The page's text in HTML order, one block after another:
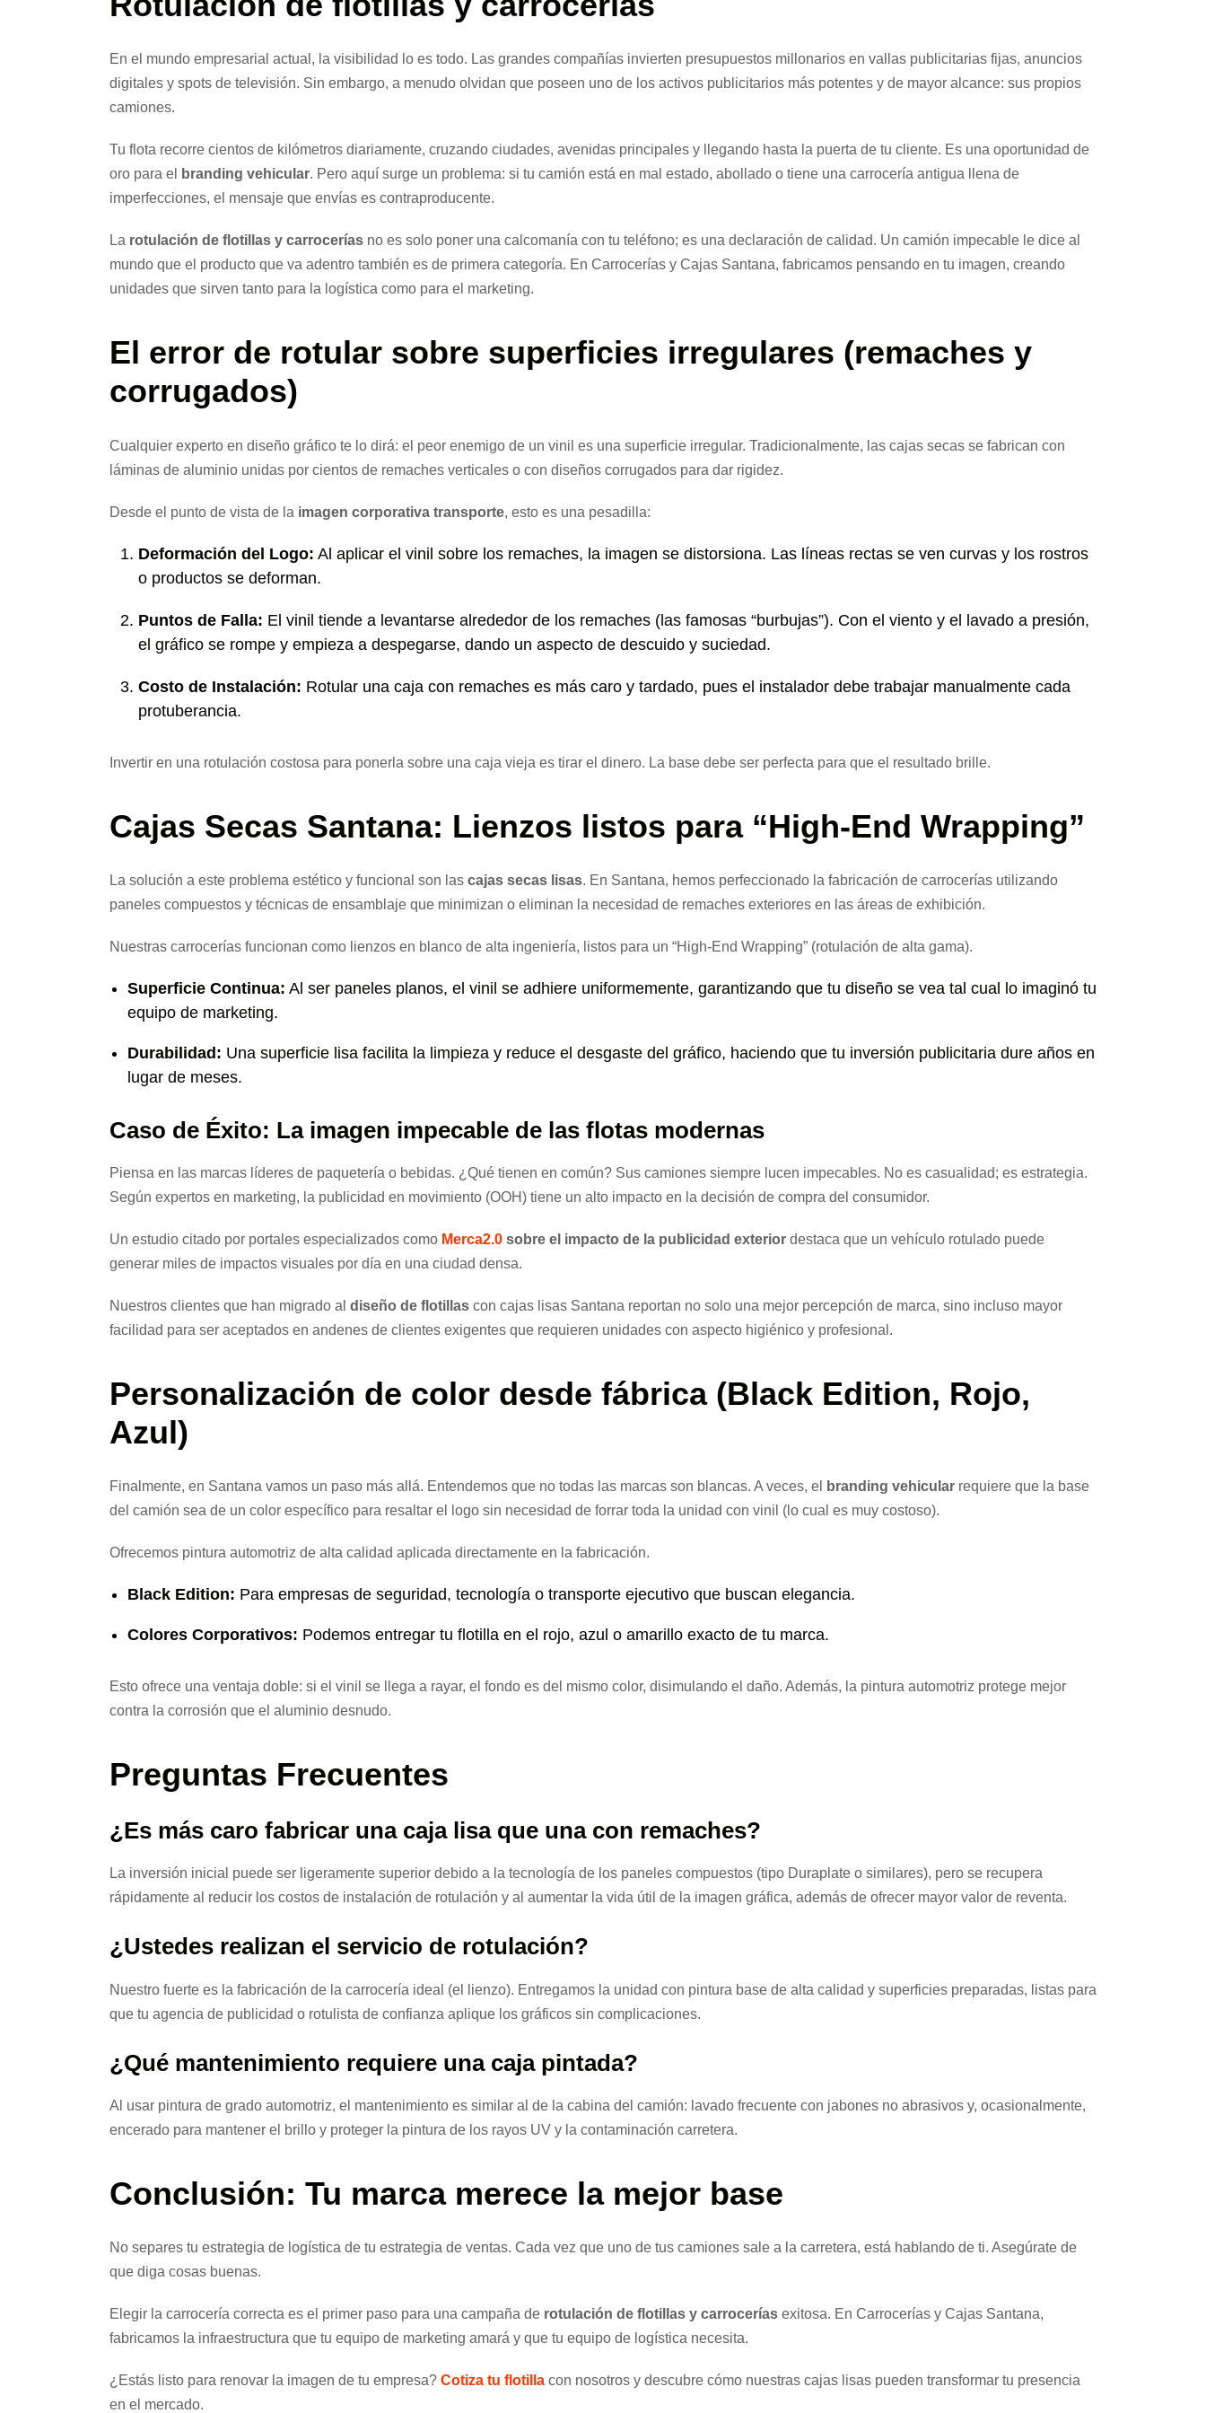
En el mundo empresarial actual, la visibilidad lo es todo. Las grandes compañías invierten presupuestos millonarios en vallas publicitarias fijas, anuncios
digitales y spots de televisión. Sin embargo, a menudo olvidan que poseen uno de los activos publicitarios más potentes y de mayor alcance: sus propios
camiones.
Tu flota recorre cientos de kilómetros diariamente, cruzando ciudades, avenidas principales y llegando hasta la puerta de tu cliente. Es una oportunidad de
oro para el
branding vehicular. Pero aquí surge un problema: si tu camión está en mal estado, abollado o tiene una carrocería antigua llena de
imperfecciones, el mensaje que envías es contraproducente.
La rotulación de flotillas y carrocerías no es solo poner una calcomanía con tu teléfono; es una declaración de calidad. Un camión impecable le dice al
mundo que el producto que va adentro también es de primera categoría. En Carrocerías y Cajas Santana, fabricamos pensando en tu imagen, creando
unidades que sirven tanto para la logística como para el marketing.
El error de rotular sobre superficies irregulares (remaches y
corrugados)
Cualquier experto en diseño gráfico te lo dirá: el peor enemigo de un vinil es una superficie irregular. Tradicionalmente, las cajas secas se fabrican con
láminas de aluminio unidas por cientos de remaches verticales o con diseños corrugados para dar rigidez.
Desde el punto de vista de la imagen corporativa transporte, esto es una pesadilla:
Deformación del Logo: Al aplicar el vinil sobre los remaches, la imagen se distorsiona. Las líneas rectas se ven curvas y los rostros
o productos se deforman.
Puntos de Falla: El vinil tiende a levantarse alrededor de los remaches (las famosas “burbujas”). Con el viento y el lavado a presión,
el gráfico se rompe y empieza a despegarse, dando un aspecto de descuido y suciedad.
Costo de Instalación: Rotular una caja con remaches es más caro y tardado, pues el instalador debe trabajar manualmente cada
protuberancia.
Invertir en una rotulación costosa para ponerla sobre una caja vieja es tirar el dinero. La base debe ser perfecta para que el resultado brille.
Cajas Secas Santana: Lienzos listos para “High-End Wrapping”
La solución a este problema estético y funcional son las cajas secas lisas. En Santana, hemos perfeccionado la fabricación de carrocerías utilizando
paneles compuestos y técnicas de ensamblaje que minimizan o eliminan la necesidad de remaches exteriores en las áreas de exhibición.
Nuestras carrocerías funcionan como lienzos en blanco de alta ingeniería, listos para un “High-End Wrapping” (rotulación de alta gama).
Superficie Continua: Al ser paneles planos, el vinil se adhiere uniformemente, garantizando que tu diseño se vea tal cual lo imaginó tu
equipo de marketing.
Durabilidad: Una superficie lisa facilita la limpieza y reduce el desgaste del gráfico, haciendo que tu inversión publicitaria dure años en
lugar de meses.
Caso de Éxito: La imagen impecable de las flotas modernas
Piensa en las marcas líderes de paquetería o bebidas. ¿Qué tienen en común? Sus camiones siempre lucen impecables. No es casualidad; es estrategia.
Según expertos en marketing, la publicidad en movimiento (OOH) tiene un alto impacto en la decisión de compra del consumidor.
Un estudio citado por portales especializados como Merca2.0 sobre el impacto de la publicidad exterior destaca que un vehículo rotulado puede
generar miles de impactos visuales por día en una ciudad densa.
Nuestros clientes que han migrado al diseño de flotillas con cajas lisas Santana reportan no solo una mejor percepción de marca, sino incluso mayor
facilidad para ser aceptados en andenes de clientes exigentes que requieren unidades con aspecto higiénico y profesional.
Personalización de color desde fábrica (Black Edition, Rojo,
Azul)
Finalmente, en Santana vamos un paso más allá. Entendemos que no todas las marcas son blancas. A veces, el branding vehicular requiere que la base
del camión sea de un color específico para resaltar el logo sin necesidad de forrar toda la unidad con vinil (lo cual es muy costoso).
Ofrecemos pintura automotriz de alta calidad aplicada directamente en la fabricación.
Black Edition: Para empresas de seguridad, tecnología o transporte ejecutivo que buscan elegancia.
Colores Corporativos: Podemos entregar tu flotilla en el rojo, azul o amarillo exacto de tu marca.
Esto ofrece una ventaja doble: si el vinil se llega a rayar, el fondo es del mismo color, disimulando el daño. Además, la pintura automotriz protege mejor
contra la corrosión que el aluminio desnudo.
Preguntas Frecuentes
¿Es más caro fabricar una caja lisa que una con remaches?
La inversión inicial puede ser ligeramente superior debido a la tecnología de los paneles compuestos (tipo Duraplate o similares), pero se recupera
rápidamente al reducir los costos de instalación de rotulación y al aumentar la vida útil de la imagen gráfica, además de ofrecer mayor valor de reventa.
¿Ustedes realizan el servicio de rotulación?
Nuestro fuerte es la fabricación de la carrocería ideal (el lienzo). Entregamos la unidad con pintura base de alta calidad y superficies preparadas, listas para
que tu agencia de publicidad o rotulista de confianza aplique los gráficos sin complicaciones.
¿Qué mantenimiento requiere una caja pintada?
Al usar pintura de grado automotriz, el mantenimiento es similar al de la cabina del camión: lavado frecuente con jabones no abrasivos y, ocasionalmente,
encerado para mantener el brillo y proteger la pintura de los rayos UV y la contaminación carretera.
Conclusión: Tu marca merece la mejor base
No separes tu estrategia de logística de tu estrategia de ventas. Cada vez que uno de tus camiones sale a la carretera, está hablando de ti. Asegúrate de
que diga cosas buenas.
Elegir la carrocería correcta es el primer paso para una campaña de rotulación de flotillas y carrocerías exitosa. En Carrocerías y Cajas Santana,
fabricamos la infraestructura que tu equipo de marketing amará y que tu equipo de logística necesita.
¿Estás listo para renovar la imagen de tu empresa? Cotiza tu flotilla con nosotros y descubre cómo nuestras cajas lisas pueden transformar tu presencia
en el mercado.